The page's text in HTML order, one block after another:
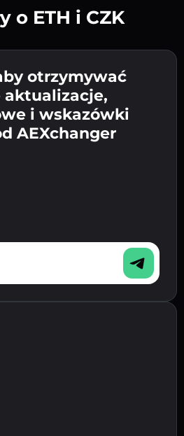
portfela
👉 przejdź do następnego
👉 przejdź do
kryptowalutę lub
portfelu.
o ETH i CZK
otrzymywać
i wskazówki
AEXchanger